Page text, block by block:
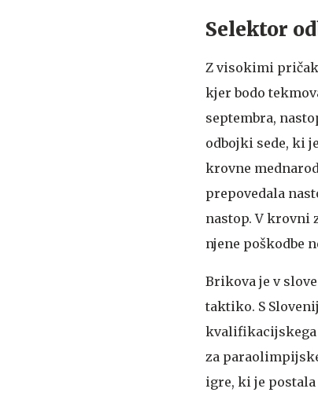
Selektor
Z visokimi
kjer bodo
septembra,
odbojki sede, ki
krovne
prepovedala
nastop. V krovni
njene poškodbe
Brikova je v
taktiko. S
za
igre, ki je